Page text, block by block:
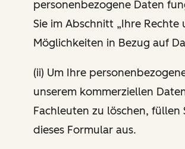
personenbezogene Daten
Sie im Abschnitt „Ihre Rechte
Möglichkeiten in Bezug auf
(ii) Um Ihre
unserem kommerziellen
Fachleuten zu löschen, füllen
dieses Formular aus.